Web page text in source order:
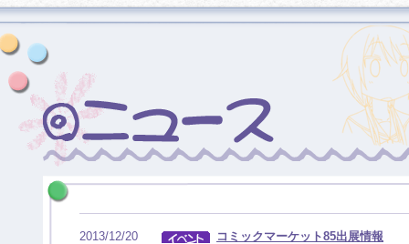
2013/12/20 コミックマーケット85出展情報